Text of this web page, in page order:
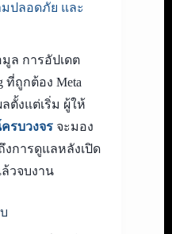
ปลอดภัย และ
มูล การอัปเดต
ที่ถูกต้อง Meta
ลตั้งแต่เริ่ม ผู้ให้
รบวงจร จะมอง
การดูแลหลังเปิด
วจบงาน